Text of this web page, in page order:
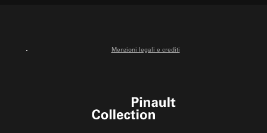
Menzioni legali e crediti